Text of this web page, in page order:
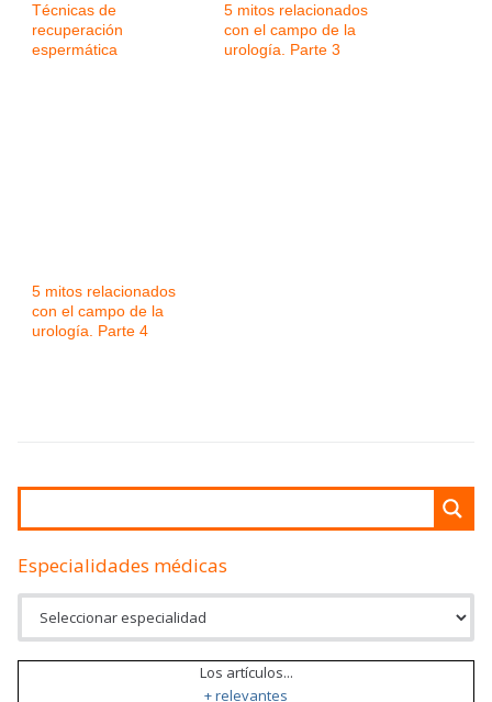
Técnicas de
recuperación
espermática
5 mitos relacionados
con el campo de la
urología. Parte 3
5 mitos relacionados
con el campo de la
urología. Parte 4
Especialidades médicas
Los artículos...
+ relevantes